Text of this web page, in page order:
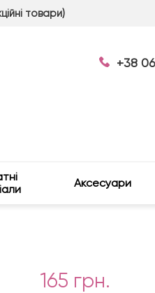
товари)
+38
Аксесуари
165 грн.